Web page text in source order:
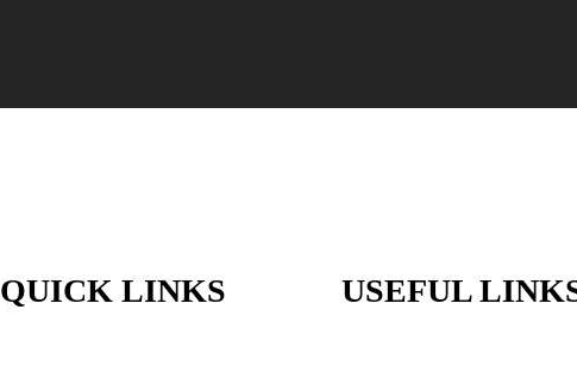
QUICK LINKS USEFUL